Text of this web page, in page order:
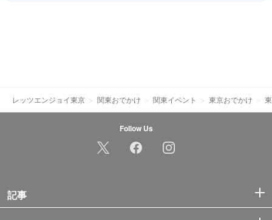
レッツエンジョイ東京 関東おでかけ 関東イベント 東京おでかけ
Follow Us
記事